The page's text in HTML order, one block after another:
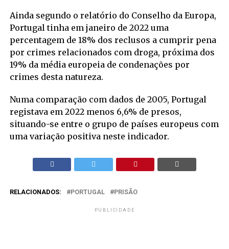
Ainda segundo o relatório do Conselho da Europa,
Portugal tinha em janeiro de 2022 uma
percentagem de 18% dos reclusos a cumprir pena
por crimes relacionados com droga, próxima dos
19% da média europeia de condenações por
crimes desta natureza.
Numa comparação com dados de 2005, Portugal
registava em 2022 menos 6,6% de presos,
situando-se entre o grupo de países europeus com
uma variação positiva neste indicador.
RELACIONADOS: PORTUGAL PRISÃO
PUBLICIDADE